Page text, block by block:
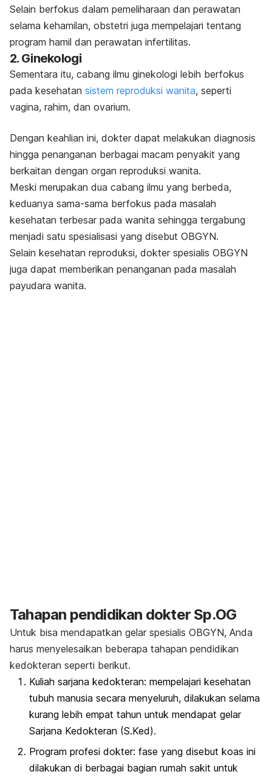
Selain berfokus dalam pemeliharaan dan perawatan
selama kehamilan, obstetri juga mempelajari tentang
program hamil dan perawatan infertilitas.
2. Ginekologi
Sementara itu, cabang ilmu ginekologi lebih berfokus
pada kesehatan sistem reproduksi wanita, seperti
vagina, rahim, dan ovarium.
Dengan keahlian ini, dokter dapat melakukan diagnosis
hingga penanganan berbagai macam penyakit yang
berkaitan dengan organ reproduksi wanita.
Meski merupakan dua cabang ilmu yang berbeda,
keduanya sama-sama berfokus pada masalah
kesehatan terbesar pada wanita sehingga tergabung
menjadi satu spesialisasi yang disebut OBGYN.
Selain kesehatan reproduksi, dokter spesialis OBGYN
juga dapat memberikan penanganan pada masalah
payudara wanita.
Tahapan pendidikan dokter Sp.OG
Untuk bisa mendapatkan gelar spesialis OBGYN, Anda
harus menyelesaikan beberapa tahapan pendidikan
kedokteran seperti berikut.
Kuliah sarjana kedokteran: mempelajari kesehatan
tubuh manusia secara menyeluruh, dilakukan selama
kurang lebih empat tahun untuk mendapat gelar
Sarjana Kedokteran (S.Ked).
Program profesi dokter: fase yang disebut koas ini
dilakukan di berbagai bagian rumah sakit untuk